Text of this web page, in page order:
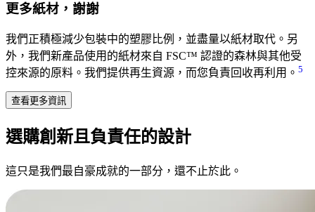
更多紙材，謝謝
我們正積極減少包裝中的塑膠比例，並盡量以紙材取代。另
外，我們新產品使用的紙材來自 FSC™ 認證的森林與其他受
控來源的原料。我們提供再生資源，而您負責回收再利用。 5
查看更多資訊
選購創新且負責任的設計
這只是我們最自豪成就的一部分，還不止於此。